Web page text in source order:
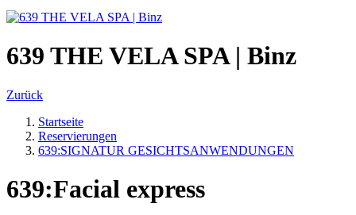
639 THE VELA SPA | Binz
Zurück
Startseite
Reservierungen
639:SIGNATUR GESICHTSANWENDUNGEN
639:Facial express